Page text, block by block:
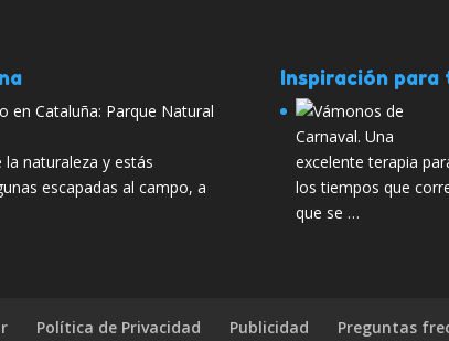
en Cataluña: Parque Natural
la naturaleza y estás
escapadas al campo, a
Inspiración para
que se …
Política de Privacidad Publicidad Preguntas